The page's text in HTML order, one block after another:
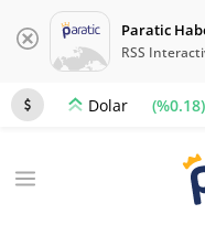
Paratic
RSS
Dolar (%0.18)